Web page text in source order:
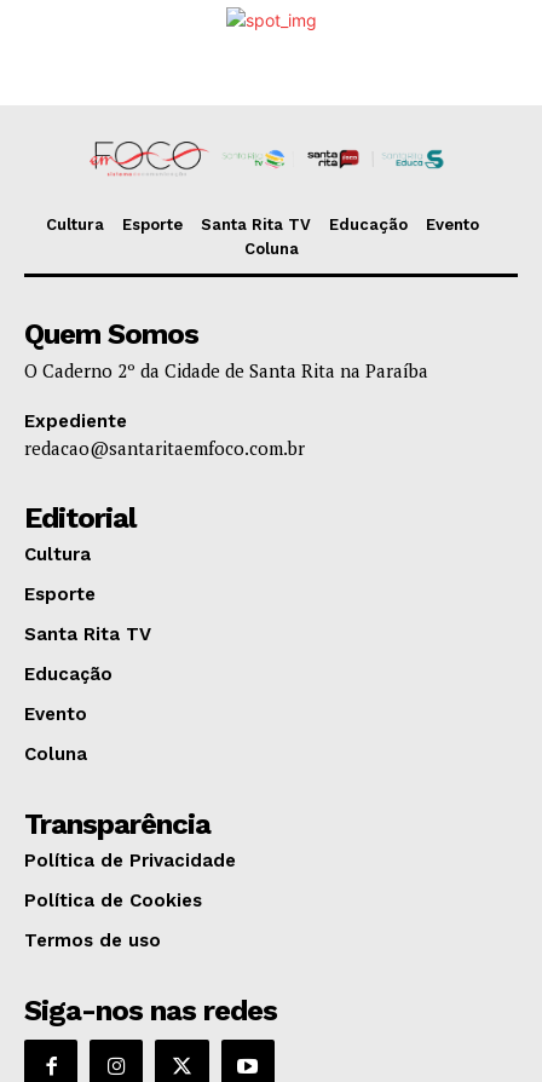
Cultura Esporte Santa Rita TV Educação
Evento
Coluna
Quem Somos
O Caderno 2º da Cidade de Santa Rita na Paraíba
Expediente
redacao@santaritaemfoco.com.br
Editorial
Cultura
Esporte
Santa Rita TV
Educação
Evento
Coluna
Transparência
Política de Privacidade
Política de Cookies
Termos de uso
Siga-nos nas redes